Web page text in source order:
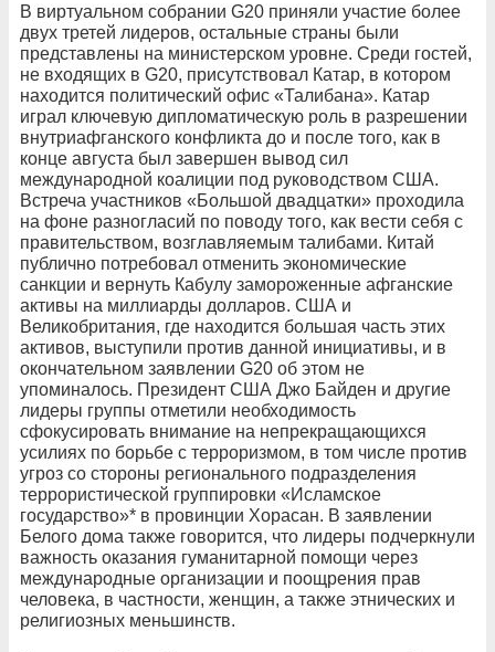
В виртуальном собрании G20 приняли участие более
двух третей лидеров, остальные страны были
представлены на министерском уровне. Среди гостей,
не входящих в G20, присутствовал Катар, в котором
находится политический офис «Талибана». Катар
играл ключевую дипломатическую роль в разрешении
внутриафганского конфликта до и после того, как в
конце августа был завершен вывод сил
международной коалиции под руководством США.
Встреча участников «Большой двадцатки» проходила
на фоне разногласий по поводу того, как вести себя с
правительством, возглавляемым талибами. Китай
публично потребовал отменить экономические
санкции и вернуть Кабулу замороженные афганские
активы на миллиарды долларов. США и
Великобритания, где находится большая часть этих
активов, выступили против данной инициативы, и в
окончательном заявлении G20 об этом не
упоминалось. Президент США Джо Байден и другие
лидеры группы отметили необходимость
сфокусировать внимание на непрекращающихся
усилиях по борьбе с терроризмом, в том числе против
угроз со стороны регионального подразделения
террористической группировки «Исламское
государство»* в провинции Хорасан. В заявлении
Белого дома также говорится, что лидеры подчеркнули
важность оказания гуманитарной помощи через
международные организации и поощрения прав
человека, в частности, женщин, а также этнических и
религиозных меньшинств.